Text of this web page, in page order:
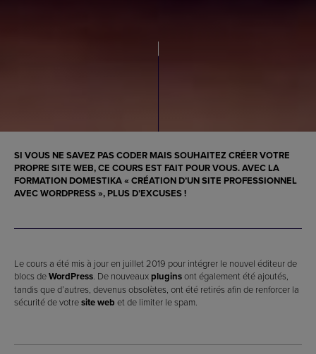
SI VOUS NE SAVEZ PAS CODER MAIS SOUHAITEZ CRÉER VOTRE
PROPRE SITE WEB, CE COURS EST FAIT POUR VOUS. AVEC LA
FORMATION DOMESTIKA « CRÉATION D’UN SITE PROFESSIONNEL
AVEC WORDPRESS », PLUS D’EXCUSES !
Le cours a été mis à jour en juillet 2019 pour intégrer le nouvel éditeur de
blocs deWordPress . De nouveaux pluginsont également été ajoutés,
tandis que d’autres, devenus obsolètes, ont été retirés afin de renforcer la
sécurité de votresite web et de limiter le spam.